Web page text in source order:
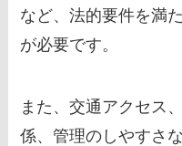
など、法的要件を満
が必要です。
また、交通アクセス
係、管理のしやすさ